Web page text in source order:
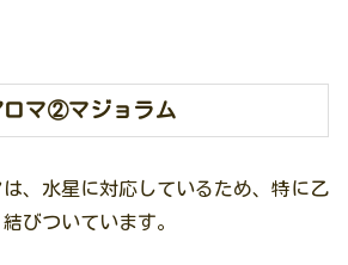
ロマ②マジョラム
、水星に対応しているため、特に乙
びついています。